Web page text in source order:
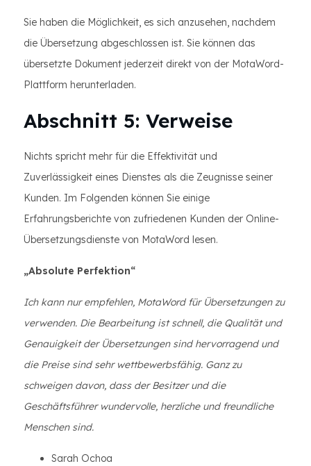
Sie haben die Möglichkeit, es sich anzusehen, nachdem
die Übersetzung abgeschlossen ist. Sie können das
übersetzte Dokument jederzeit direkt von der MotaWord-
Plattform herunterladen.
Abschnitt 5: Verweise
Nichts spricht mehr für die Effektivität und
Zuverlässigkeit eines Dienstes als die Zeugnisse seiner
Kunden. Im Folgenden können Sie einige
Erfahrungsberichte von zufriedenen Kunden der Online-
Übersetzungsdienste von MotaWord lesen.
„Absolute Perfektion“
Ich kann nur empfehlen, MotaWord für Übersetzungen zu
verwenden. Die Bearbeitung ist schnell, die Qualität und
Genauigkeit der Übersetzungen sind hervorragend und
die Preise sind sehr wettbewerbsfähig. Ganz zu
schweigen davon, dass der Besitzer und die
Geschäftsführer wundervolle, herzliche und freundliche
Menschen sind.
Sarah Ochoa